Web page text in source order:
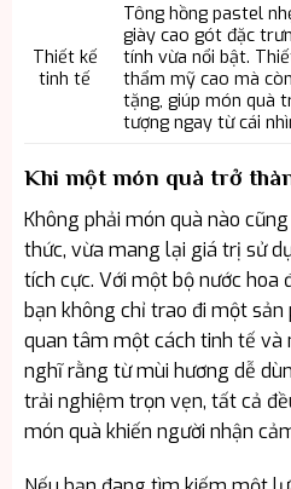
Thiết kế
tinh tế
Tông hồng pastel
giày cao gót đặc
tính vừa nổi bật.
thẩm mỹ cao mà
tặng, giúp món quà
tượng ngay từ cái
Khi một món quà trở
Không phải món quà nào
thức, vừa mang lại giá trị sử
tích cực. Với một bộ nước hoa
bạn không chỉ trao đi một
quan tâm một cách tinh tế và
nghĩ rằng từ mùi hương dễ
trải nghiệm trọn vẹn, tất cả
món quà khiến người nhận